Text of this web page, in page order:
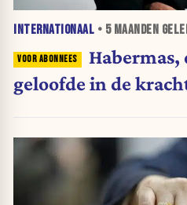
INTERNATIONAAL • 5 MAANDEN
Habermas,
geloofde in de